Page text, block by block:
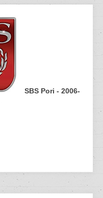
SBS Pori - 2006-